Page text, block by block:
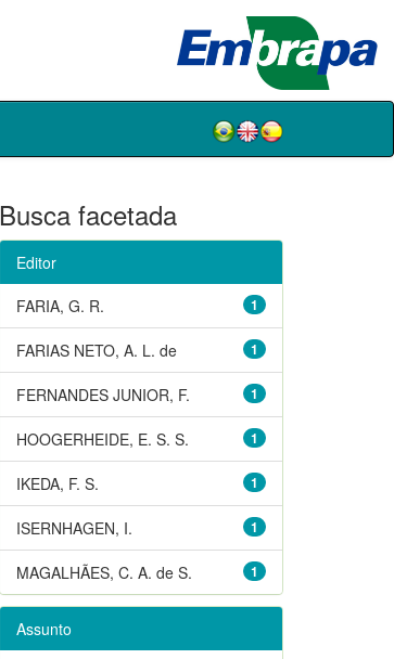
Busca facetada
Editor
1
FARIA, G. R.
1
FARIAS NETO, A. L. de
1
FERNANDES JUNIOR, F.
1
HOOGERHEIDE, E. S. S.
1
IKEDA, F. S.
1
ISERNHAGEN, I.
1
MAGALHÃES, C. A. de S.
Assunto